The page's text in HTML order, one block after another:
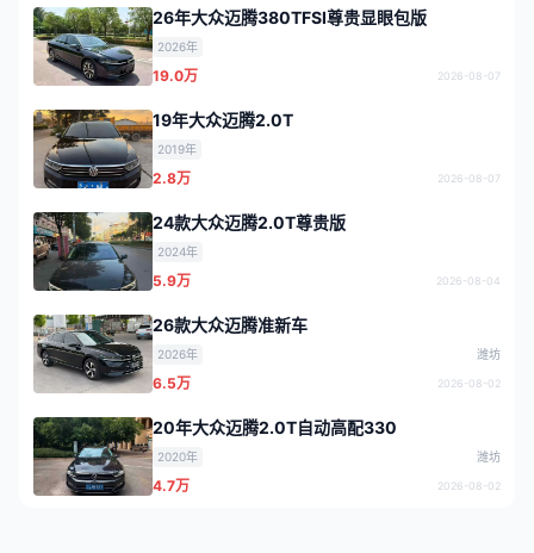
26年大众迈腾380TFSI尊贵显眼包版
2026年
19.0万 2026-08-07
19年大众迈腾2.0T
2019年
2.8万 2026-08-07
24款大众迈腾2.0T尊贵版
2024年
5.9万 2026-08-04
26款大众迈腾准新车
2026年 潍坊
6.5万 2026-08-02
20年大众迈腾2.0T自动高配330
2020年 潍坊
4.7万 2026-08-02